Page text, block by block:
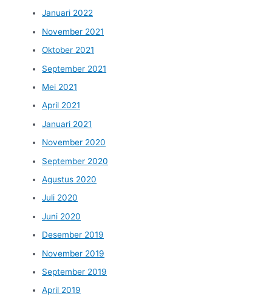
Januari 2022
November 2021
Oktober 2021
September 2021
Mei 2021
April 2021
Januari 2021
November 2020
September 2020
Agustus 2020
Juli 2020
Juni 2020
Desember 2019
November 2019
September 2019
April 2019